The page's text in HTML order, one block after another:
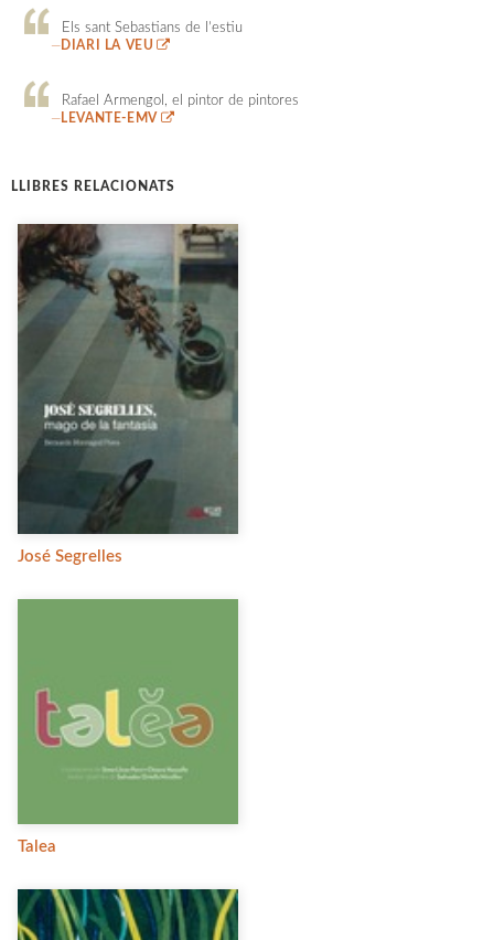
Els sant Sebastians de l’estiu
— DIARI LA VEU
Rafael Armengol, el pintor de pintores
—LEVANTE-EMV
LLIBRES RELACIONATS
José Segrelles
Talea